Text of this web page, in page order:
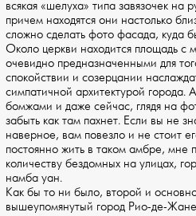
всякая «шелуха» типа завязочек на
причем находятся они настолько
сложно сделать фото фасада, куда
Около церкви находится площадь с
очевидно предназначенными для
спокойствии и созерцании
симпатичной архитектурой города.
бомжами и даже сейчас, глядя на
забыть как там пахнет. Если вы не
наверное, вам повезло и не стоит
постоянно жить в таком амбре, мне
количеству бездомных на улицах,
намба уан.
Как бы то ни было, второй и
вышеупомянутый город Рио-де-